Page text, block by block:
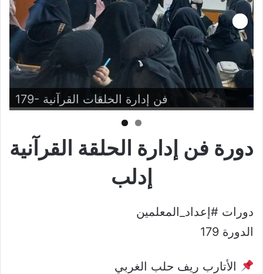
179- فن إدارة الحلقات القرآنية
Next
دورة فن إدارة الحلقة القرآنية
إدلب
دورات #إعداد_المعلمين
الدورة 179
الأتارب ريف حلب الغربي